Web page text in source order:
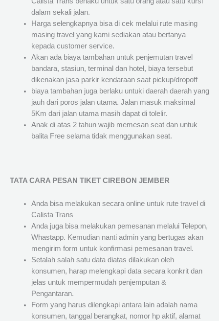
dalam sekali jalan.
Harga selengkapnya bisa di cek melalui rute masing
masing travel yang kami sediakan atau bertanya
kepada customer service.
Akan ada biaya tambahan untuk penjemutan travel
bandara, stasiun, terminal dan hotel, biaya tersebut
dikenakan jasa parkir kendaraan saat pickup/dropoff
biaya tambahan juga berlaku untuki daerah daerah yang
jauh dari poros jalan utama. Jalan masuk maksimal
5Km dari jalan utama masih dapat di tolelir.
Anak di atas 2 tahun wajib memesan seat dan untuk
balita Free selama tidak menggunakan seat.
TATA CARA PESAN TIKET CIREBON JEMBER
Anda bisa melakukan secara online untuk rute travel di
Calista Trans
Anda juga bisa melakukan pemesanan melalui Telepon,
Whastapp. Kemudian nanti admin yang bertugas akan
mengirim form untuk konfirmasi pemesanan travel.
Setalah salah satu data diatas dilakukan oleh
konsumen, harap melengkapi data secara konkrit dan
jelas untuk mempermudah penjemputan &
Pengantaran.
Form yang harus dilengkapi antara lain adalah nama
konsumen, tanggal berangkat, nomor hp aktif, alamat